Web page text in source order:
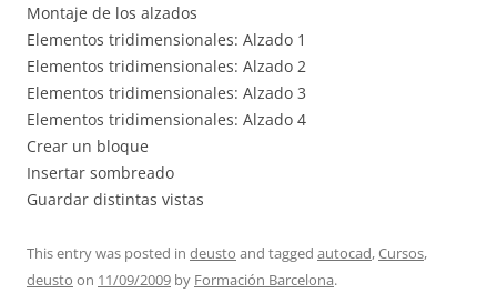
Montaje de los alzados
Elementos tridimensionales: Alzado 1
Elementos tridimensionales: Alzado 2
Elementos tridimensionales: Alzado 3
Elementos tridimensionales: Alzado 4
Crear un bloque
Insertar sombreado
Guardar distintas vistas
This entry was posted in deusto and tagged autocad,Cursos,
deusto on 11/09/2009 by Formación Barcelona.